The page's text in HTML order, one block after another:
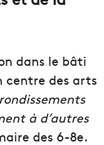
dans le bâti
centre des arts
à d’autres
des 6-8e.